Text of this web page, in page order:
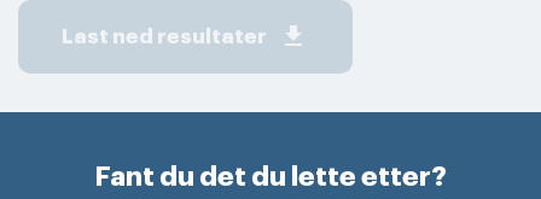
Last ned resultater get_app
Fant du det du lette etter?